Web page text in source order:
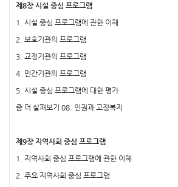
제8장 시설 중심 프로그램
1. 시설 중심 프로그램에 관한 이해
2. 보호기관의 프로그램
3. 교정기관의 프로그램
4. 민간기관의 프로그램
5. 시설 중심 프로그램에 대한 평가
좀 더 살펴보기 08. 인권과 교정복지
제9장 지역사회 중심 프로그램
1. 지역사회 중심 프로그램에 관한 이해
2. 주요 지역사회 중심 프로그램